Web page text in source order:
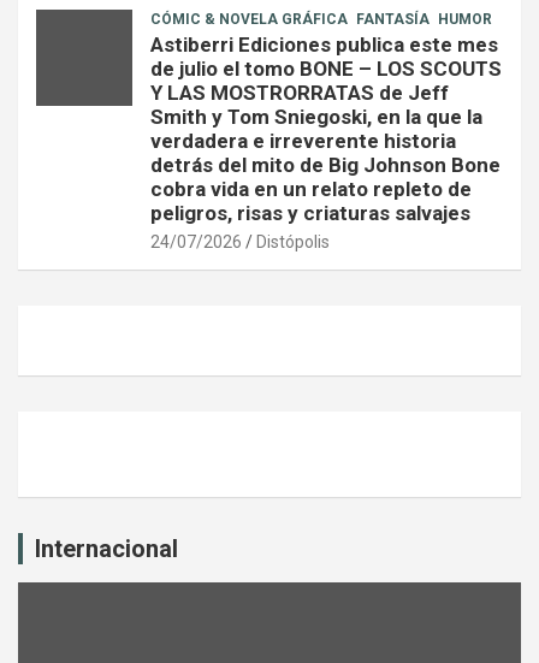
CÓMIC & NOVELA GRÁFICA FANTASÍA HUMOR
Astiberri Ediciones publica este mes
de julio el tomo BONE – LOS SCOUTS
Y LAS MOSTRORRATAS de Jeff
Smith y Tom Sniegoski, en la que la
verdadera e irreverente historia
detrás del mito de Big Johnson Bone
cobra vida en un relato repleto de
peligros, risas y criaturas salvajes
24/07/2026 Distópolis
Internacional